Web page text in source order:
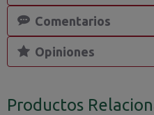
Comentarios
Opiniones
Productos